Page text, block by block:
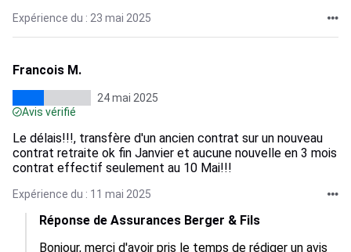
Expérience du : 23 mai 2025
Francois M.
24 mai 2025
Avis vérifié
Le délais!!!, transfère d'un ancien contrat sur un nouveau
contrat retraite ok fin Janvier et aucune nouvelle en 3 mois
contrat effectif seulement au 10 Mai!!!
Expérience du : 11 mai 2025
Réponse de Assurances Berger & Fils
Bonjour, merci d'avoir pris le temps de rédiger un avis